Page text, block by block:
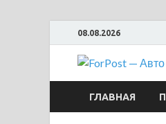
08.08.2026
ГЛАВНАЯ